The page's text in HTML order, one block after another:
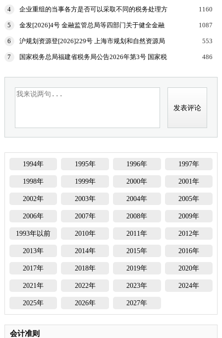
4
企业重组的当事各方是否可以采取不同的税务处理方
1160
5
金发[2026]4号 金融监管总局等四部门关于健全金融
1087
6
沪规划资源登[2026]229号 上海市规划和自然资源局
置
553
7
国家税务总局福建省税务局公告2026年第3号 国家税
试点
486
1994年 1995年 1996年 1997年
1998年 1999年 2000年 2001年
2002年 2003年 2004年 2005年
2006年 2007年 2008年 2009年
1993年以前 2010年 2011年 2012年
2013年 2014年 2015年 2016年
2017年 2018年 2019年 2020年
2021年 2022年 2023年 2024年
2025年 2026年 2027年
会计准则